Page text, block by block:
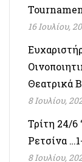
16 Ιουλίου,
Θεατρικά
8 Ιουλίου,
Τρίτη 24/
Ρετσίνα
8 Ιουλίου,